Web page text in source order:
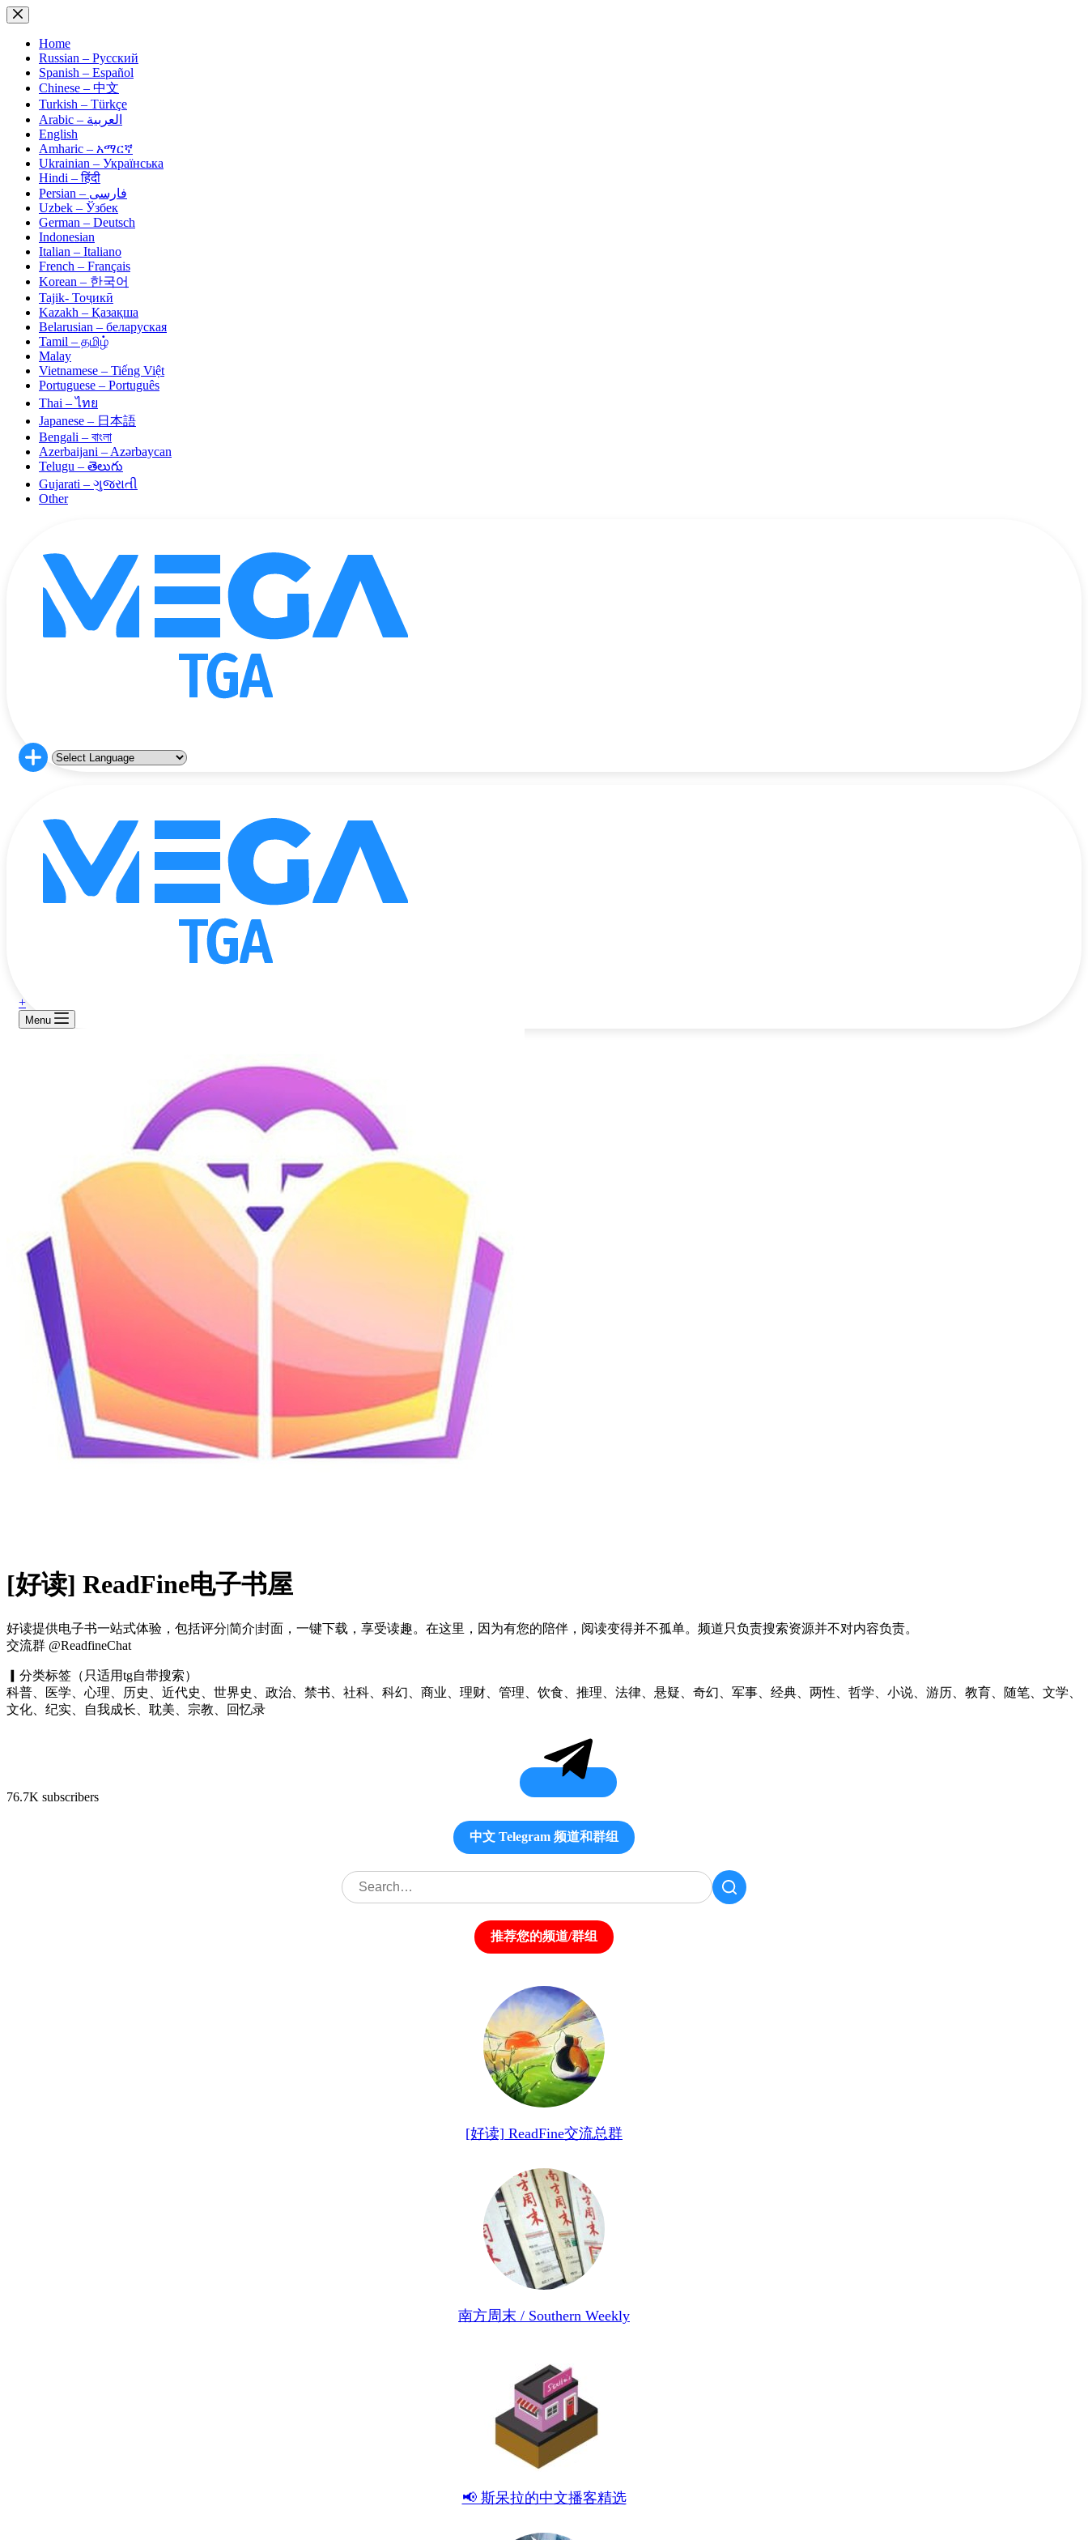
Skip
to
contentHome
Russian – Русский
Spanish – Español
Chinese – 中文
Turkish – Türkçe
Arabic – العربية
English
Amharic – አማርኛ
Ukrainian – Українська
Hindi – हिंदी
Persian – فارسی
Uzbek – Ўзбек
German – Deutsch
Indonesian
Italian – Italiano
French – Français
Korean – 한국어
Tajik- Тоҷикӣ
Kazakh – Қазақша
Belarusian – беларуская
Tamil – தமிழ்
Malay
Vietnamese – Tiếng Việt
Portuguese – Português
Thai – ไทย
Japanese – 日本語
Bengali – বাংলা
Azerbaijani – Azərbaycan
Telugu – తెలుగు
Gujarati – ગુજરાતી
Other
+
Menu
[好读] ReadFine电子书屋
好读提供电子书一站式体验，包括评分|简介|封面，一键下载，享受读趣。在这里，因为有您的陪伴，阅读变得并不孤单。频道只负责搜索资源并不对内容负责。
交流群 @ReadfineChat
▎分类标签（只适用tg自带搜索）
科普、医学、心理、历史、近代史、世界史、政治、禁书、社科、科幻、商业、理财、管理、饮食、推理、法律、悬疑、奇幻、军事、经典、两性、哲学、小说、游历、教育、随笔、文学、
文化、纪实、自我成长、耽美、宗教、回忆录
76.7K subscribers
中文 Telegram 频道和群组
推荐您的频道/群组
[好读] ReadFine交流总群
南方周末 / Southern Weekly
📢 斯呆拉的中文播客精选